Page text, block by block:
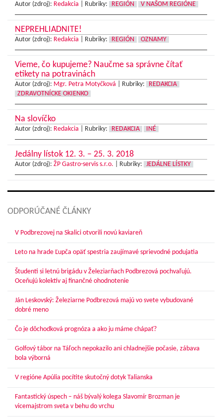
Autor (zdroj): Redakcia Rubriky: REGIÓN V NAŠOM REGIÓNE
NEPREHLIADNITE!
Autor (zdroj): Redakcia Rubriky: REGIÓN OZNAMY
Vieme, čo kupujeme? Naučme sa správne čítať
etikety na potravinách
Autor (zdroj): Mgr. Petra Motyčková Rubriky:
REDAKCIA
ZDRAVOTNÍCKE OKIENKO
Na slovíčko
Autor (zdroj): Redakcia Rubriky: REDAKCIA INÉ
Jedálny lístok 12. 3. – 25. 3. 2018
Autor (zdroj): ŽP Gastro-servis s.r.o. Rubriky: JEDÁLNE LÍSTKY
ODPORÚČANÉ ČLÁNKY
V Podbrezovej na Skalici otvorili novú kaviareň
Leto na hrade Ľupča opäť spestria zaujímavé sprievodné podujatia
Študenti si letnú brigádu v Železiarňach Podbrezová pochvaľujú.
Oceňujú kolektív aj finančné ohodnotenie
Ján Leskovský: Železiarne Podbrezová majú vo svete vybudované
dobré meno
Čo je dôchodková prognóza a ako ju máme chápať?
Golfový tábor na Táľoch nepokazilo ani chladnejšie počasie, zábava
bola výborná
V regióne Apúlia pocítite skutočný dotyk Talianska
Fantastický úspech – náš bývalý kolega Slavomír Brozman je
vicemajstrom sveta v behu do vrchu